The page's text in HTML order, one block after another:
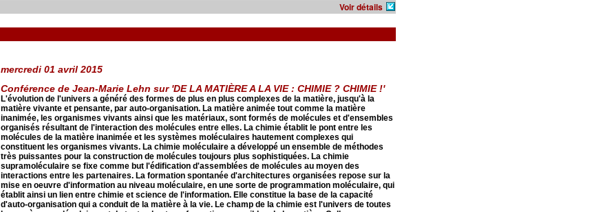
Voir détails
mercredi 01 avril 2015
Conférence de Jean-Marie Lehn sur 'DE LA MATIÈRE A LA VIE : CHIMIE ? CHIMIE !'
L'évolution de l'univers a généré des formes de plus en plus complexes de la matière, jusqu'à la
matière vivante et pensante, par auto-organisation. La matière animée tout comme la matière
inanimée, les organismes vivants ainsi que les matériaux, sont formés de molécules et d'ensembles
organisés résultant de l'interaction des molécules entre elles. La chimie établit le pont entre les
molécules de la matière inanimée et les systèmes moléculaires hautement complexes qui
constituent les organismes vivants. La chimie moléculaire a développé un ensemble de méthodes
très puissantes pour la construction de molécules toujours plus sophistiquées. La chimie
supramoléculaire se fixe comme but l'édification d'assemblées de molécules au moyen des
interactions entre les partenaires. La formation spontanée d'architectures organisées repose sur la
mise en oeuvre d'information au niveau moléculaire, en une sorte de programmation moléculaire, qui
établit ainsi un lien entre chimie et science de l'information. Elle constitue la base de la capacité
d'auto-organisation qui a conduit de la matière à la vie. Le champ de la chimie est l'univers de toutes